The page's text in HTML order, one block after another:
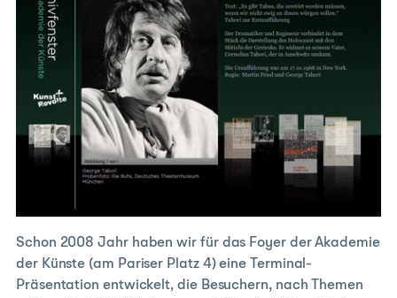
Schon 2008 Jahr haben wir für das Foyer der Akademie
der Künste (am Pariser Platz 4) eine Terminal-
Präsentation entwickelt, die Besuchern, nach Themen